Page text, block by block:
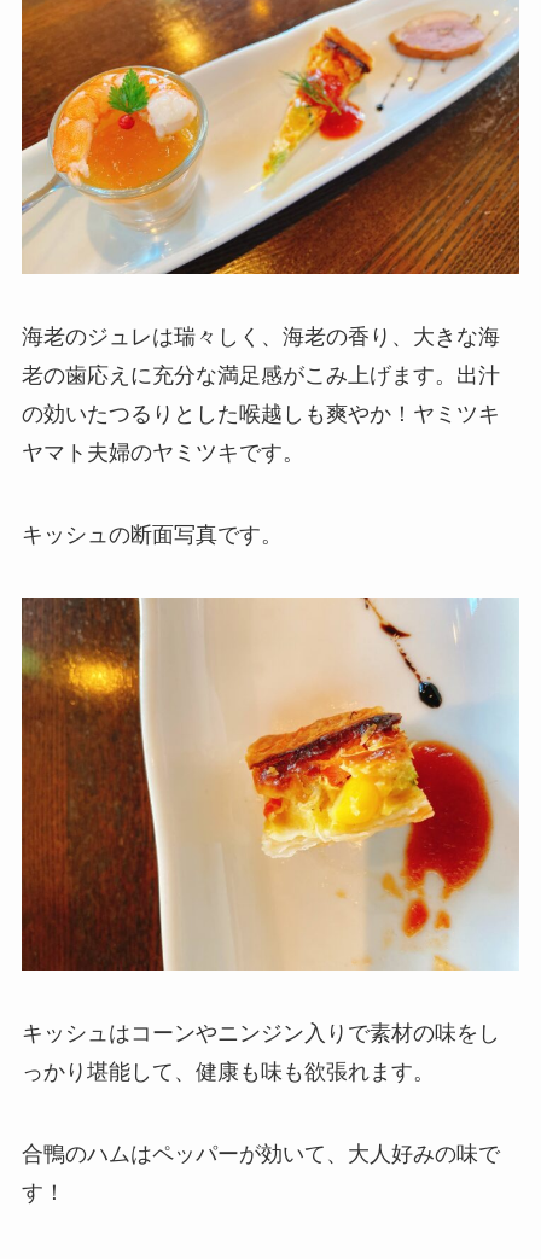
海老のジュレは瑞々しく、海老の香り、大きな海
老の歯応えに充分な満足感がこみ上げます。出汁
の効いたつるりとした喉越しも爽やか！ヤミツキ
ヤマト夫婦のヤミツキです。
キッシュの断面写真です。
キッシュはコーンやニンジン入りで素材の味をし
っかり堪能して、健康も味も欲張れます。
合鴨のハムはペッパーが効いて、大人好みの味で
す！